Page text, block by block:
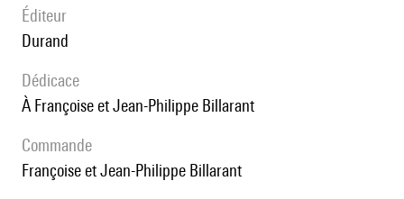
éditeur
Durand
Dédicace
à Françoise et Jean-Philippe Billarant
Commande
Françoise et Jean-Philippe Billarant